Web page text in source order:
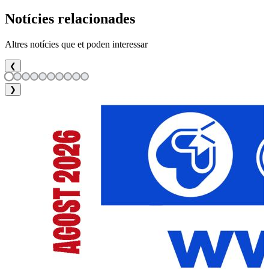
Notícies relacionades
Altres notícies que et poden interessar
❮
❯